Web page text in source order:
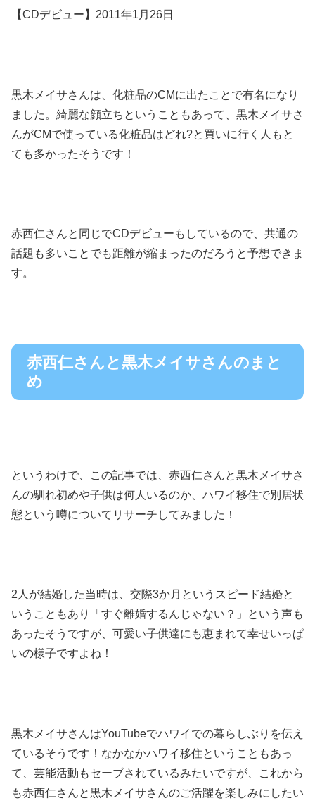
【CDデビュー】2011年1月26日
黒木メイサさんは、化粧品のCMに出たことで有名になり
ました。綺麗な顔立ちということもあって、黒木メイサさ
んがCMで使っている化粧品はどれ?と買いに行く人もと
ても多かったそうです！
赤西仁さんと同じでCDデビューもしているので、共通の
話題も多いことでも距離が縮まったのだろうと予想できま
す。
赤西仁さんと黒木メイサさんのまと
め
というわけで、この記事では、赤西仁さんと黒木メイサさ
んの馴れ初めや子供は何人いるのか、ハワイ移住で別居状
態という噂についてリサーチしてみました！
2人が結婚した当時は、交際3か月というスピード結婚と
いうこともあり「すぐ離婚するんじゃない？」という声も
あったそうですが、可愛い子供達にも恵まれて幸せいっぱ
いの様子ですよね！
黒木メイサさんはYouTubeでハワイでの暮らしぶりを伝え
ているそうです！なかなかハワイ移住ということもあっ
て、芸能活動もセーブされているみたいですが、これから
も赤西仁さんと黒木メイサさんのご活躍を楽しみにしたい